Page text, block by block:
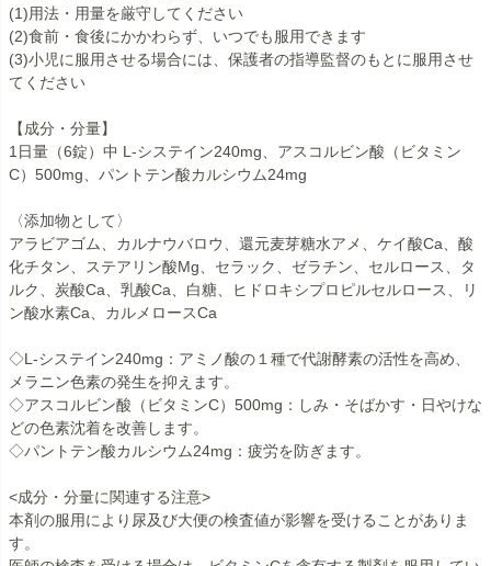
(1)用法・用量を厳守してください
(2)食前・食後にかかわらず、いつでも服用できます
(3)小児に服用させる場合には、保護者の指導監督のもとに服用させ
てください
【成分・分量】
1日量（6錠）中 L-システイン240mg、アスコルビン酸（ビタミン
C）500mg、パントテン酸カルシウム24mg
〈添加物として〉
アラビアゴム、カルナウバロウ、還元麦芽糖水アメ、ケイ酸Ca、酸
化チタン、ステアリン酸Mg、セラック、ゼラチン、セルロース、タ
ルク、炭酸Ca、乳酸Ca、白糖、ヒドロキシプロピルセルロース、リ
ン酸水素Ca、カルメロースCa
◇L-システイン240mg：アミノ酸の１種で代謝酵素の活性を高め、
メラニン色素の発生を抑えます。
◇アスコルビン酸（ビタミンC）500mg：しみ・そばかす・日やけな
どの色素沈着を改善します。
◇パントテン酸カルシウム24mg：疲労を防ぎます。
<成分・分量に関連する注意>
本剤の服用により尿及び大便の検査値が影響を受けることがありま
す。